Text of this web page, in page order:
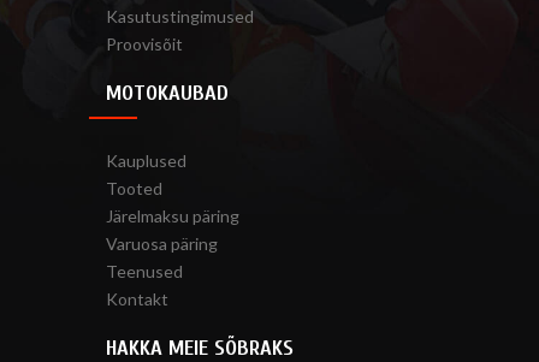
Kasutustingimused
Proovisõit
MOTOKAUBAD
Kauplused
Tooted
Järelmaksu päring
Varuosa päring
Teenused
Kontakt
HAKKA MEIE SÕBRAKS